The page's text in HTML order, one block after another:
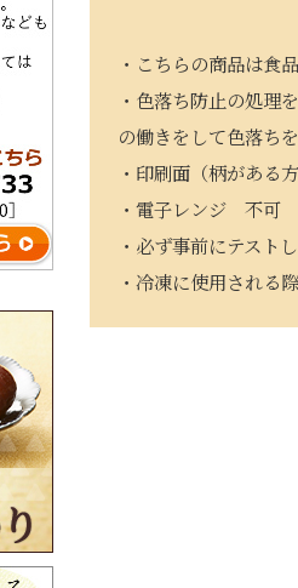
・こちらの商品は食
・色落ち防止の処理
の働きをして色落ち
・印刷面（柄がある
・電子レンジ 不可
・必ず事前にテスト
・冷凍に使用される